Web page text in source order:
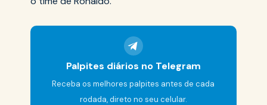
Palpites diários no Telegram
Receba os melhores palpites antes de cada
rodada, direto no seu celular.